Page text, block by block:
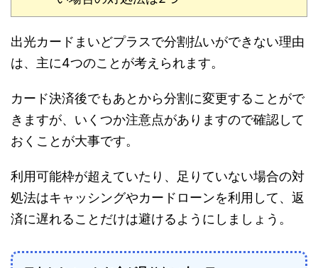
出光カードまいどプラスで分割払いができない理由
は、主に4つのことが考えられます。
カード決済後でもあとから分割に変更することがで
きますが、いくつか注意点がありますので確認して
おくことが大事です。
利用可能枠が超えていたり、足りていない場合の対
処法はキャッシングやカードローンを利用して、返
済に遅れることだけは避けるようにしましょう。